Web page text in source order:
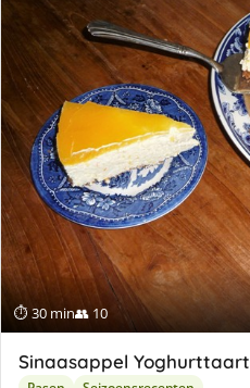
⏱ 30 min👥 10
Sinaasappel Yoghurttaart